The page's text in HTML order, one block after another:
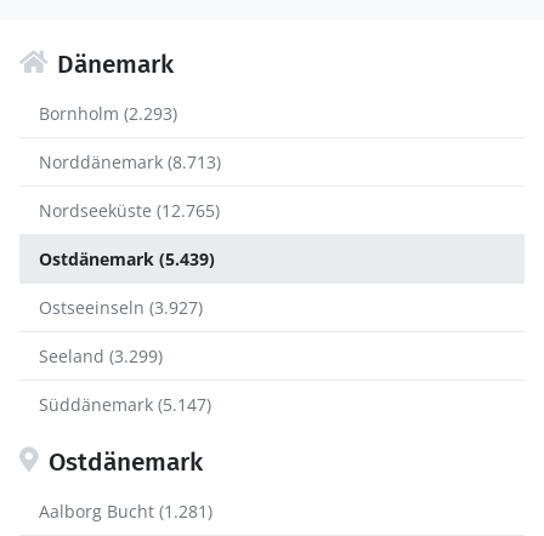
Dänemark
Bornholm (2.293)
Norddänemark (8.713)
Nordseeküste (12.765)
Ostdänemark (5.439)
Ostseeinseln (3.927)
Seeland (3.299)
Süddänemark (5.147)
Ostdänemark
Aalborg Bucht (1.281)